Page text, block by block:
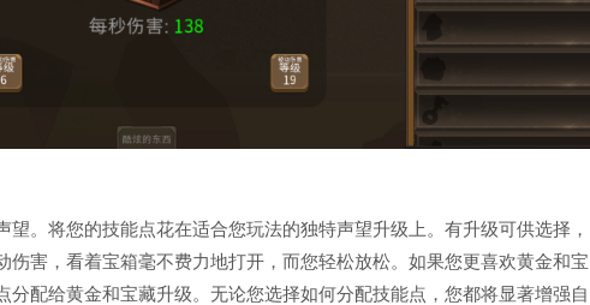
。将您的技能点花在适合您玩法的独特声望升级上。有升级可供选择，
伤害，看着宝箱毫不费力地打开，而您轻松放松。如果您更喜欢黄金和宝
分配给黄金和宝藏升级。无论您选择如何分配技能点，您都将显著增强自